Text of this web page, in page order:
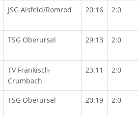
JSG Alsfeld/Romrod 20:16 2:0
TSG Oberursel 29:13 2:0
TV Fränkisch-
Crumbach
23:11 2:0
TSG Oberursel 20:19 2:0